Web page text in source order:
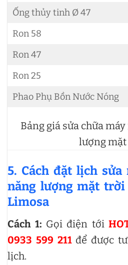
Ống thủy tinh Ø 47
Ron 58
Ron 47
Ron 25
Phao Phụ Bồn Nước Nóng
Bảng giá sửa chữa
lượng
5. Cách đặt lịch sửa
năng lượng mặt trời
Limosa
Cách 1: Gọi điện tới
0933 599 211để được
lịch.